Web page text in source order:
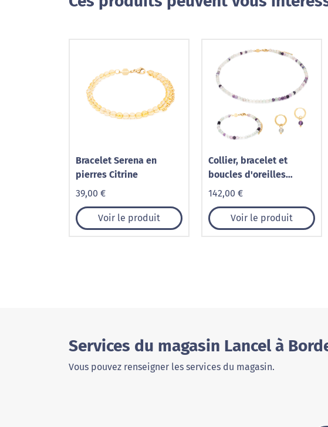
Bracelet Serena en
pierres Citrine
39,00 €
Voir le produit
Collier, bracelet et
boucles d'oreilles
Serena en pierres
142,00 €
Voir le produit
Services du magasin Lancel à
Vous pouvez renseigner les services du magasin.